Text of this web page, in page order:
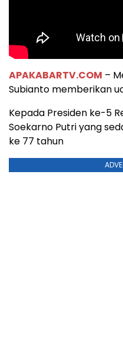
APAKABARTV.COM –
Subianto memberikan
Kepada Presiden ke-5
Soekarno Putri yang
ke 77 tahun